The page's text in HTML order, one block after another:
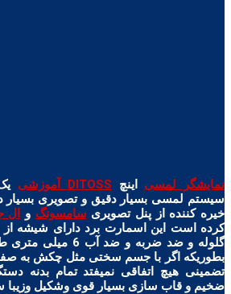
نمایشگر لمسی اینچ DITOSS آموزشی
سیستم لمسی بسیار دقیق و تصویری بسیار
خیره کننده از پنل تصویری سامسونگ و ال
کرده است این اسمارت برد دارای شیشه
گلوله و ضد ضربه و ضد
بطوریکه اگر با جسم سختی مثل چکش به
تضمینی هیچ اتفاقی نمیفتد تمام بدنه
ضخیم و قاب سازی بسیار قوی وشکیل